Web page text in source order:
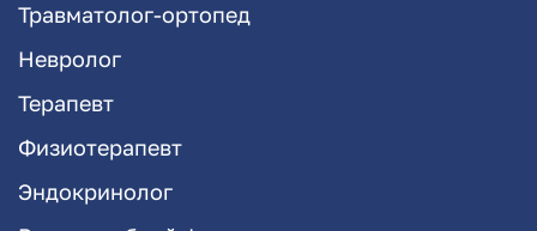
Травматолог-ортопед
Невролог
Терапевт
Физиотерапевт
Эндокринолог